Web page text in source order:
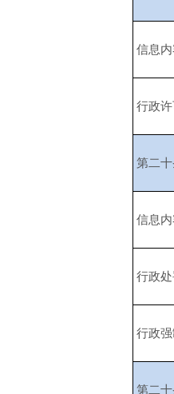
信息内
行政
第二
信息内
行政处
行政强
第二